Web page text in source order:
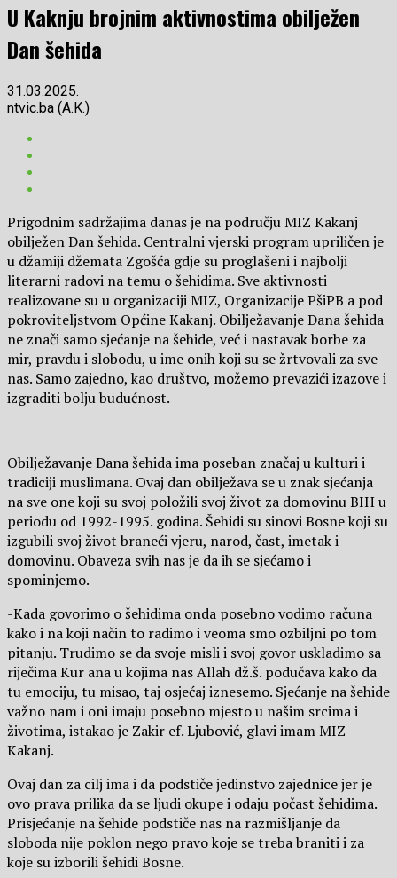
U Kaknju brojnim aktivnostima obilježen
Dan šehida
31.03.2025.
ntvic.ba (A.K.)
Prigodnim sadržajima danas je na području MIZ Kakanj
obilježen Dan šehida. Centralni vjerski program upriličen je
u džamiji džemata Zgošća gdje su proglašeni i najbolji
literarni radovi na temu o šehidima. Sve aktivnosti
realizovane su u organizaciji MIZ, Organizacije PšiPB a pod
pokroviteljstvom Općine Kakanj. Obilježavanje Dana šehida
ne znači samo sjećanje na šehide, već i nastavak borbe za
mir, pravdu i slobodu, u ime onih koji su se žrtvovali za sve
nas. Samo zajedno, kao društvo, možemo prevazići izazove i
izgraditi bolju budućnost.
Obilježavanje Dana šehida ima poseban značaj u kulturi i
tradiciji muslimana. Ovaj dan obilježava se u znak sjećanja
na sve one koji su svoj položili svoj život za domovinu BIH u
periodu od 1992-1995. godina. Šehidi su sinovi Bosne koji su
izgubili svoj život braneći vjeru, narod, čast, imetak i
domovinu. Obaveza svih nas je da ih se sjećamo i
spominjemo.
-Kada govorimo o šehidima onda posebno vodimo računa
kako i na koji način to radimo i veoma smo ozbiljni po tom
pitanju. Trudimo se da svoje misli i svoj govor uskladimo sa
riječima Kur ana u kojima nas Allah dž.š. podučava kako da
tu emociju, tu misao, taj osjećaj iznesemo. Sjećanje na šehide
važno nam i oni imaju posebno mjesto u našim srcima i
životima, istakao je Zakir ef. Ljubović, glavi imam MIZ
Kakanj.
Ovaj dan za cilj ima i da podstiče jedinstvo zajednice jer je
ovo prava prilika da se ljudi okupe i odaju počast šehidima.
Prisjećanje na šehide podstiče nas na razmišljanje da
sloboda nije poklon nego pravo koje se treba braniti i za
koje su izborili šehidi Bosne.